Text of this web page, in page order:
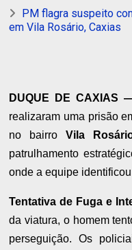
PM flagra suspeito
em Vila Rosário, Caxias
DUQUE DE CAXIAS
realizaram uma prisão
no bairroVila
patrulhamento
onde a equipe
Tentativa de Fuga e
da viatura, o homem
perseguição. Os